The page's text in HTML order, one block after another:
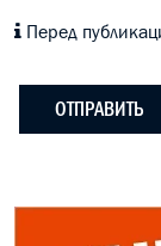
Перед
ОТПРАВИТЬ